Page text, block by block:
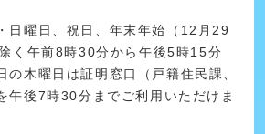
日曜日、祝日、年末年始（12月29
く午前8時30分から午後5時15分
の木曜日は証明窓口（戸籍住民課、
午後7時30分までご利用いただけま